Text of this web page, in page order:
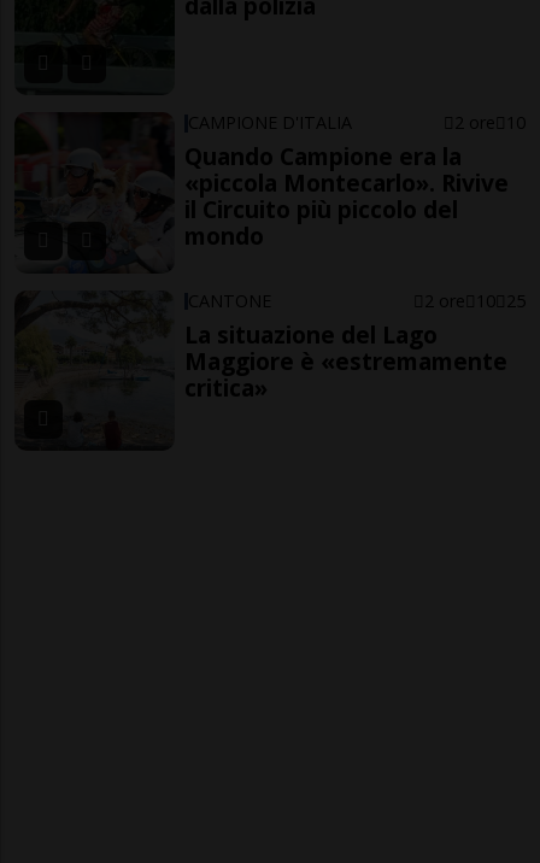
CAMPIONE D'ITALIA 2 ore 10
Quando Campione era la
«piccola Montecarlo». Rivive
il Circuito più piccolo del
mondo
CANTONE 2 ore 10 25
La situazione del Lago
Maggiore è «estremamente
critica»